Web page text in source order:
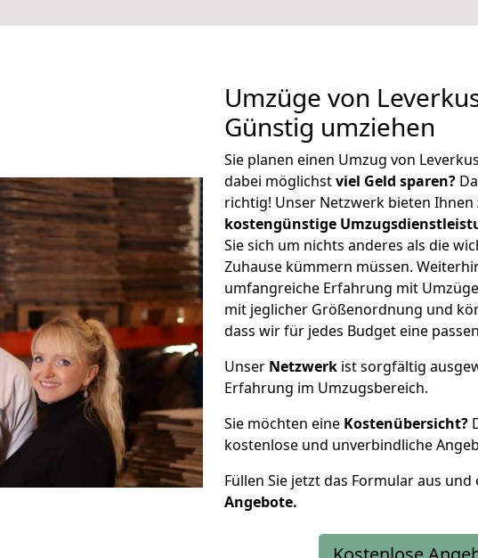
Umzüge von
Günstig umziehen
Sie planen einen Umzug von
dabei möglichstviel Geld sparen?
richtig! Unser Netzwerk bieten Ihnen
kostengünstige
Sie sich um nichts anderes als die
Zuhause kümmern müssen.
umfangreiche Erfahrung mit
mit jeglicher Größenordnung und
dass wir für jedes Budget eine
Unser Netzwerk ist sorgfältig
Erfahrung im Umzugsbereich.
Sie möchten eine Kostenübersicht?
kostenlose und unverbindliche
Füllen Sie jetzt das Formular aus und
Angebote.